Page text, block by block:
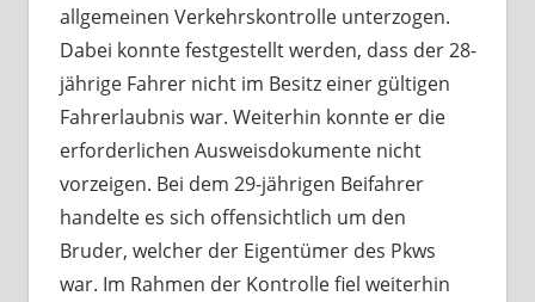
allgemeinen Verkehrskontrolle unterzogen.
Dabei konnte festgestellt werden, dass der 28-
jährige Fahrer nicht im Besitz einer gültigen
Fahrerlaubnis war. Weiterhin konnte er die
erforderlichen Ausweisdokumente nicht
vorzeigen. Bei dem 29-jährigen Beifahrer
handelte es sich offensichtlich um den
Bruder, welcher der Eigentümer des Pkws
war. Im Rahmen der Kontrolle fiel weiterhin